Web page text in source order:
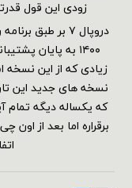
زودی این قول
دروپال ۷ بر
۱۴۰۰ به پایان
زیادی که از این نسخه
که یکساله دیگه تمام